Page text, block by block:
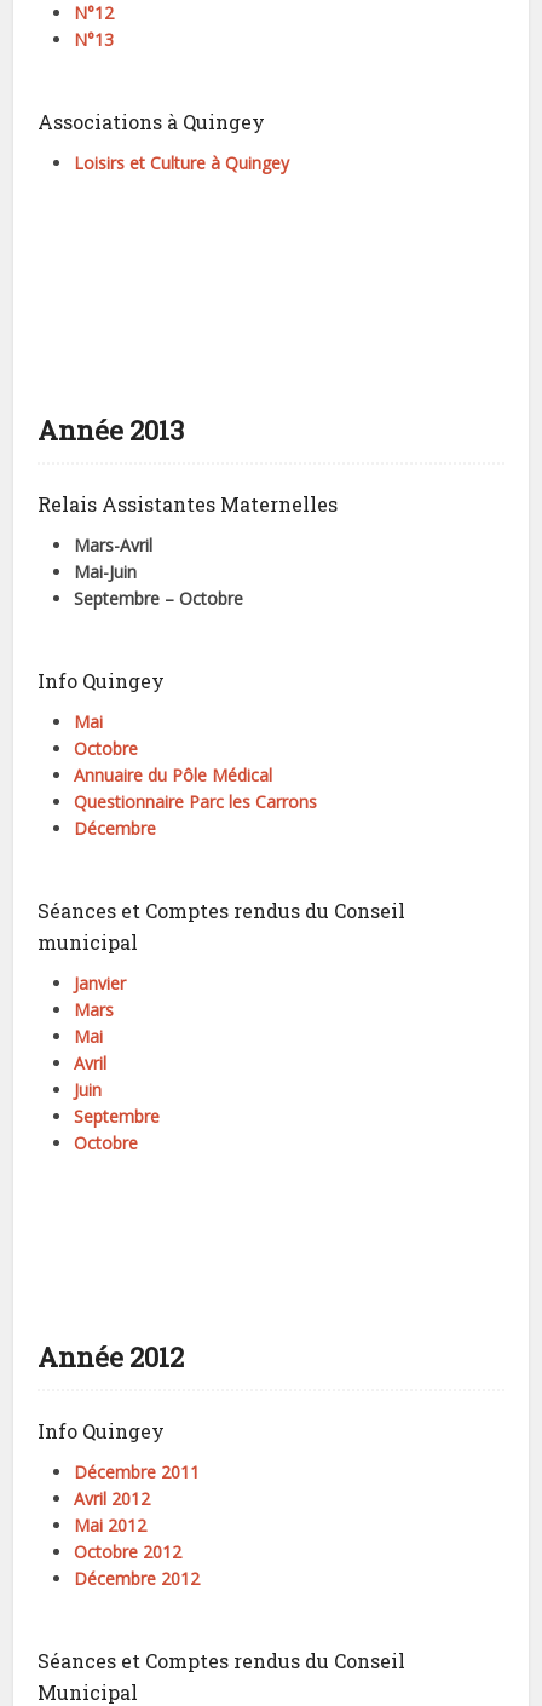
N°12
N°13
Associations à Quingey
Loisirs et Culture à Quingey
Année 2013
Relais Assistantes Maternelles
Mars-Avril
Mai-Juin
Septembre – Octobre
Info Quingey
Mai
Octobre
Annuaire du Pôle Médical
Questionnaire Parc les Carrons
Décembre
Séances et Comptes rendus du Conseil
municipal
Janvier
Mars
Mai
Avril
Juin
Septembre
Octobre
Année 2012
Info Quingey
Décembre 2011
Avril 2012
Mai 2012
Octobre 2012
Décembre 2012
Séances et Comptes rendus du Conseil
Municipal